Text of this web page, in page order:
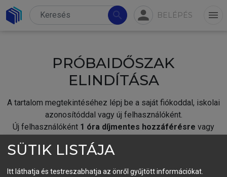
search person BELÉPÉS menu
PRÓBAIDŐSZAK
ELINDÍTÁSA
A tartalom megtekintéséhez lépj be a saját fiókoddal, iskolai
azonosítóddal vagy új felhasználóként.
Új felhasználóként 1 óra díjmentes hozzáférésre vagy
fiókoddal,vagy hozz létre új fiókot.
SÜTIK LISTÁJA
Itt láthatja és testreszabhatja az önről gyűjtött információkat.